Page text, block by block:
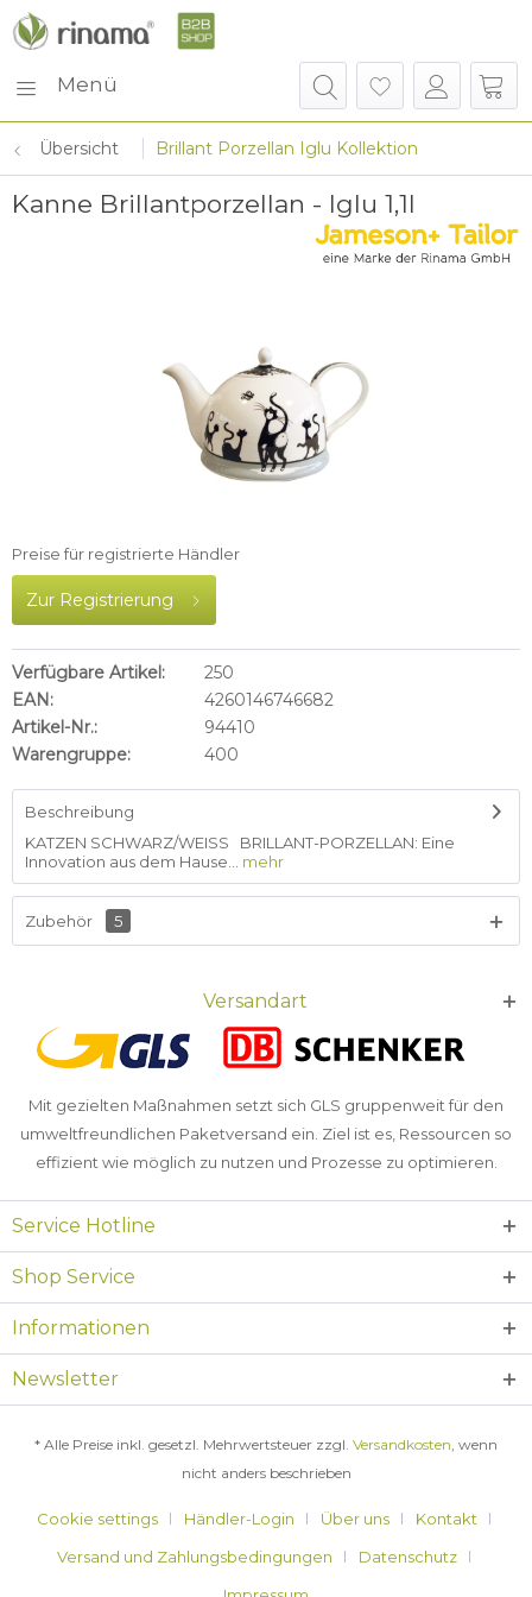
Menü
Übersicht Brillant Porzellan Iglu Kollektion
Kanne Brillantporzellan - Iglu 1,1l
Preise für registrierte Händler
Zur Registrierung
Verfügbare Artikel:
250
EAN:
4260146746682
Artikel-Nr.:
94410
Warengruppe:
400
Beschreibung
KATZEN SCHWARZ/WEISS BRILLANT-PORZELLAN: Eine
Innovation aus dem Hause...
mehr
Zubehör 5
Versandart
Mit gezielten Maßnahmen setzt sich GLS gruppenweit für den
umweltfreundlichen Paketversand ein. Ziel ist es, Ressourcen so
effizient wie möglich zu nutzen und Prozesse zu optimieren.
Service Hotline
Shop Service
Informationen
Newsletter
* Alle Preise inkl. gesetzl. Mehrwertsteuer zzgl. Versandkosten, wenn
nicht anders beschrieben
Cookie settings Händler-Login Über uns
Kontakt
Versand und Zahlungsbedingungen
Datenschutz